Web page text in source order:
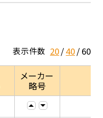
表示件数 20 40 60
メーカー
略号